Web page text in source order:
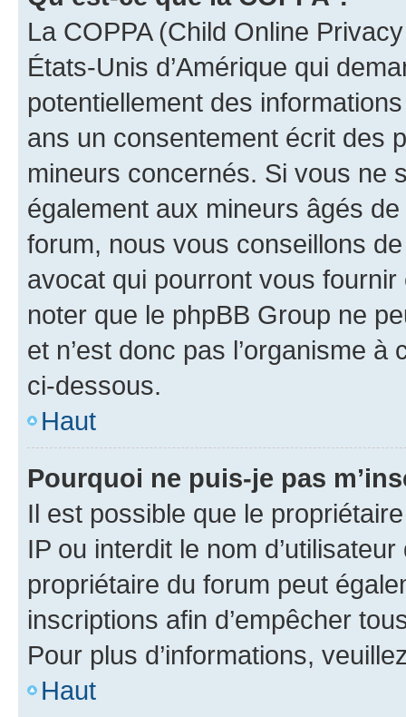
La COPPA (Child Online
États-Unis d’Amérique qui
potentiellement des
ans un consentement écrit des
mineurs concernés. Si vous ne
également aux mineurs âgés
forum, nous vous conseillons
avocat qui pourront vous
noter que le phpBB Group ne
et n’est donc pas l’organisme
ci-dessous.
Haut
Pourquoi ne puis-je pas
Il est possible que le
IP ou interdit le nom
propriétaire du forum peut
inscriptions afin d’empêcher
Pour plus d’informations,
Haut